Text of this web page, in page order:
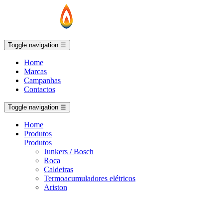
Toggle navigation ☰
Home
Marcas
Campanhas
Contactos
Toggle navigation ☰
Home
Produtos
Produtos
Junkers / Bosch
Roca
Caldeiras
Termoacumuladores elétricos
Ariston